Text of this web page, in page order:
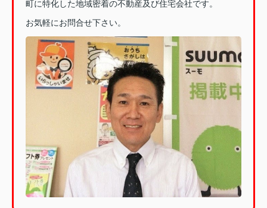
町に特化した地域密着の不動産及び住宅会社です。
お気軽にお問合せ下さい。